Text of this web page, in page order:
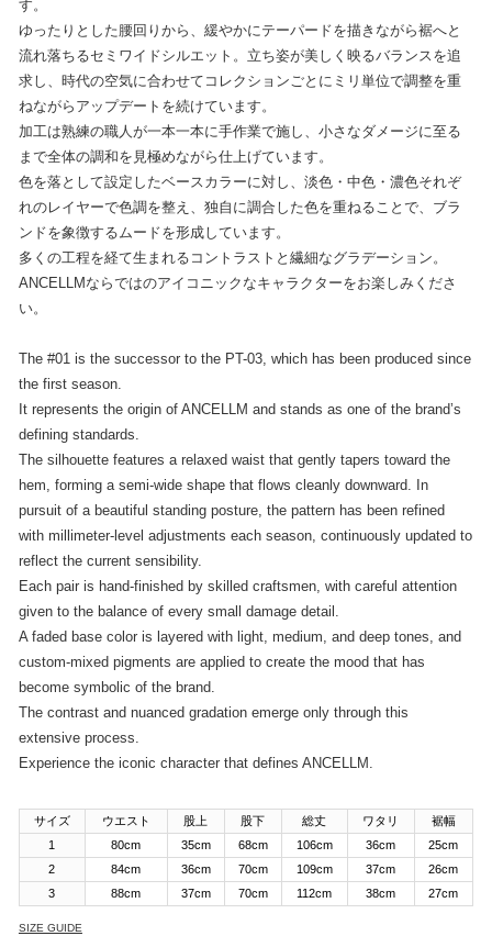
す。
ゆったりとした腰回りから、緩やかにテーパードを描きながら裾へと
流れ落ちるセミワイドシルエット。立ち姿が美しく映るバランスを追
求し、時代の空気に合わせてコレクションごとにミリ単位で調整を重
ねながらアップデートを続けています。
加工は熟練の職人が一本一本に手作業で施し、小さなダメージに至る
まで全体の調和を見極めながら仕上げています。
色を落として設定したベースカラーに対し、淡色・中色・濃色それぞ
れのレイヤーで色調を整え、独自に調合した色を重ねることで、ブラ
ンドを象徴するムードを形成しています。
多くの工程を経て生まれるコントラストと繊細なグラデーション。
ANCELLMならではのアイコニックなキャラクターをお楽しみくださ
い。
The #01 is the successor to the PT-03, which has been produced since
the first season.
It represents the origin of ANCELLM and stands as one of the brand’s
defining standards.
The silhouette features a relaxed waist that gently tapers toward the
hem, forming a semi-wide shape that flows cleanly downward. In
pursuit of a beautiful standing posture, the pattern has been refined
with millimeter-level adjustments each season, continuously updated to
reflect the current sensibility.
Each pair is hand-finished by skilled craftsmen, with careful attention
given to the balance of every small damage detail.
A faded base color is layered with light, medium, and deep tones, and
custom-mixed pigments are applied to create the mood that has
become symbolic of the brand.
The contrast and nuanced gradation emerge only through this
extensive process.
Experience the iconic character that defines ANCELLM.
サイズ ウエスト 股上 股下 総丈 ワタリ
裾幅
1
80cm 35cm 68cm 106cm 36cm
25cm
2
84cm 36cm 70cm 109cm 37cm
26cm
3
88cm 37cm 70cm 112cm 38cm 27cm
SIZE GUIDE